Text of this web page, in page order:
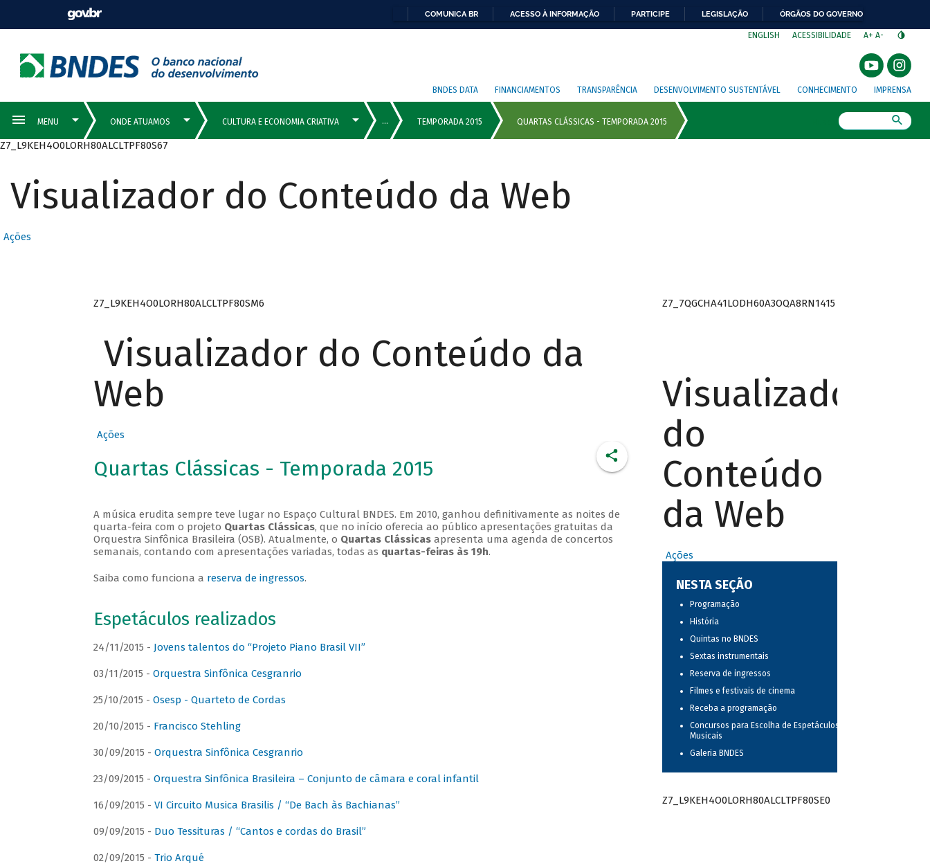
COMUNICA BR ACESSO À INFORMAÇÃO PARTICIPE LEGISLAÇÃO ÓRGÃOS DO GOVERNO
ENGLISH ACESSIBILIDADE A+ A-
BNDES DATA FINANCIAMENTOS TRANSPARÊNCIA DESENVOLVIMENTO SUSTENTÁVEL CONHECIMENTO IMPRENSA
Z7_L9KEH4O0LORH80ALCLTPF80S67
Visualizador do Conteúdo da Web
Ações
Z7_L9KEH4O0LORH80ALCLTPF80SM6
Visualizador do Conteúdo da
Web
Ações
Quartas Clássicas - Temporada 2015
A música erudita sempre teve lugar no Espaço Cultural BNDES. Em 2010, ganhou definitivamente as noites de
quarta-feira com o projeto Quartas Clássicas, que no início oferecia ao público apresentações gratuitas da
Orquestra Sinfônica Brasileira (OSB). Atualmente, o Quartas Clássicasapresenta uma agenda de concertos
semanais, contando com apresentações variadas, todas as quartas-feiras às 19h.
Saiba como funciona a reserva de ingressos.
Espetáculos realizados
24/11/2015 - Jovens talentos do “Projeto Piano Brasil VII”
03/11/2015 - Orquestra Sinfônica Cesgranrio
25/10/2015 - Osesp - Quarteto de Cordas
20/10/2015 - Francisco Stehling
30/09/2015 - Orquestra Sinfônica Cesgranrio
23/09/2015 - Orquestra Sinfônica Brasileira – Conjunto de câmara e coral infantil
16/09/2015 - VI Circuito Musica Brasilis / “De Bach às Bachianas”
09/09/2015 - Duo Tessituras / “Cantos e cordas do Brasil”
02/09/2015 - Trio Arqué
Z7_7QGCHA41LODH60A3OQA8RN1415
Visualizador
do
Conteúdo
da Web
Ações
NESTA SEÇÃO
Programação
História
Quintas no BNDES
Sextas instrumentais
Reserva de ingressos
Filmes e festivais de cinema
Receba a programação
Concursos para Escolha de Espetáculos
Musicais
Galeria BNDES
Z7_L9KEH4O0LORH80ALCLTPF80SE0